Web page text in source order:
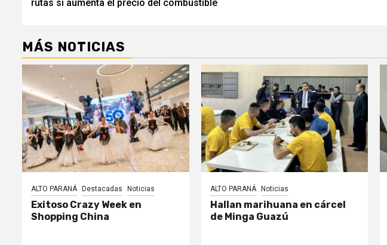
rutas si aumenta el precio del combustible
MÁS NOTICIAS
ALTO PARANÁ Destacadas Noticias
Exitoso Crazy Week en
Shopping China
ALTO PARANÁ Noticias
Hallan marihuana en cárcel
de Minga Guazú